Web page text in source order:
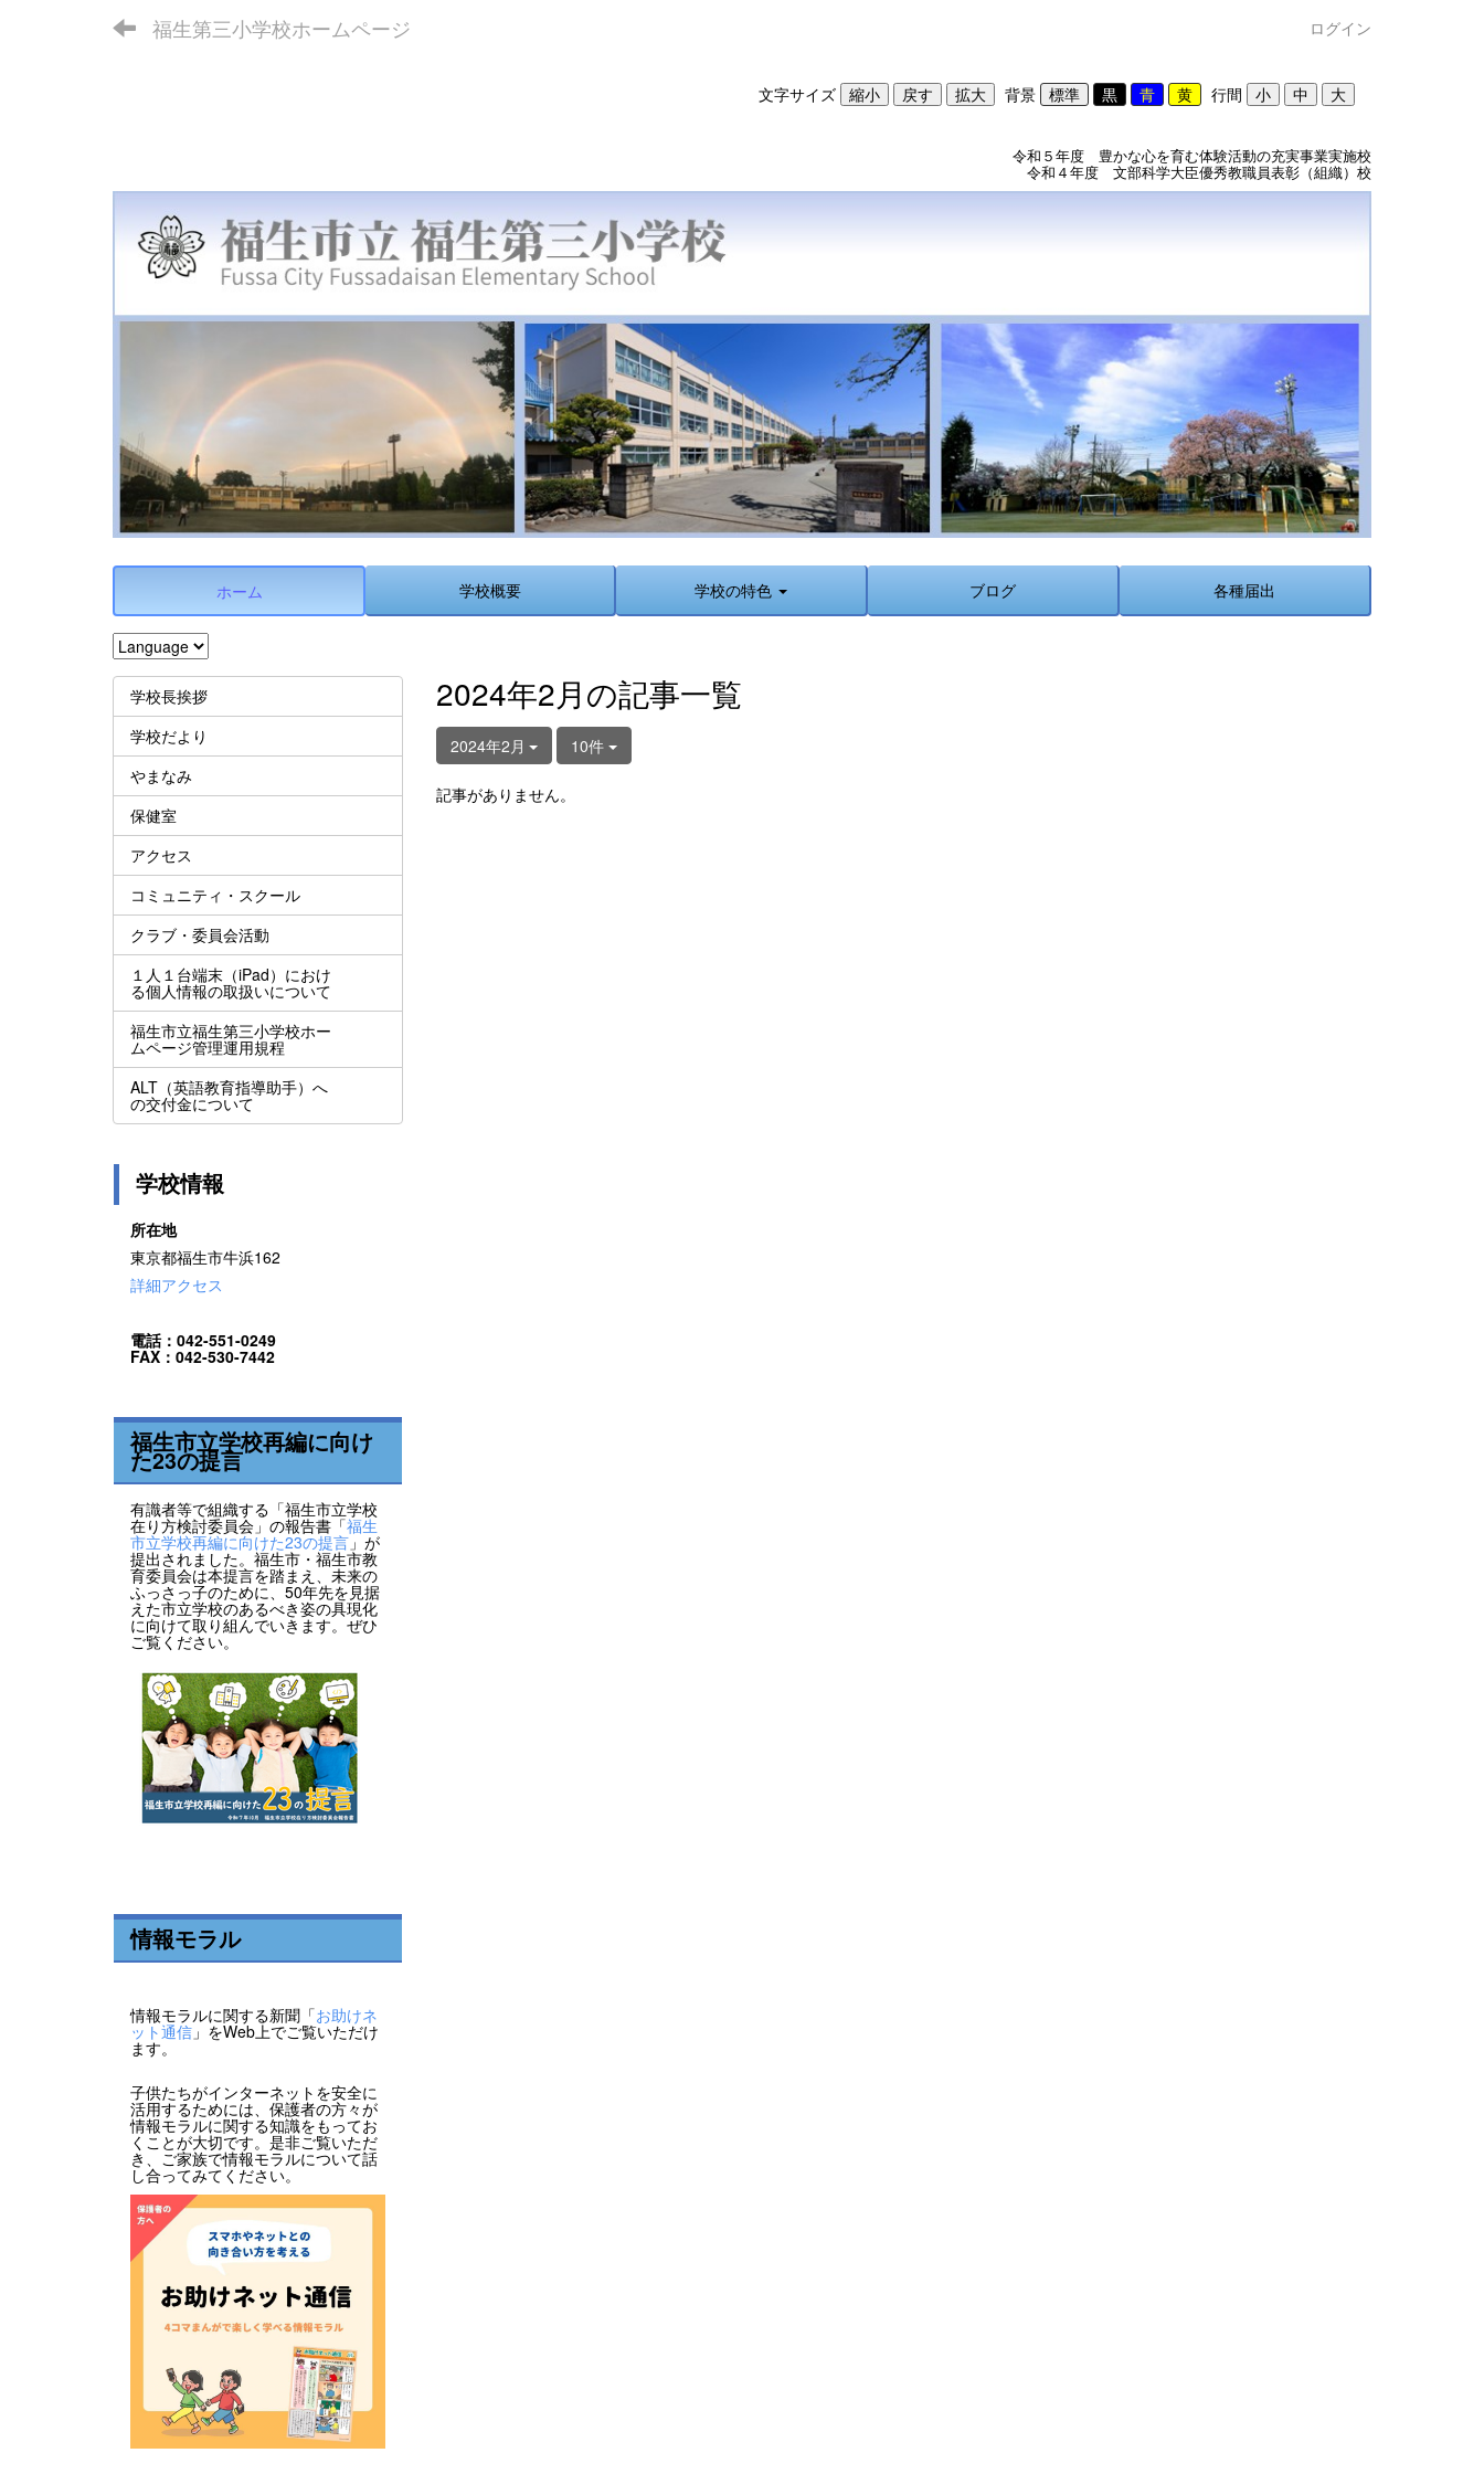
福生第三小学校ホームページ ログイン
文字サイズ 背景 行間
令和５年度 豊かな心を育む体験活動の充実事業実施校
令和４年度 文部科学大臣優秀教職員表彰（組織）校
ホーム 学校概要 学校の特色 ブログ 各種届出
2024年2月の記事一覧
2024年2月 10件
記事がありません。
学校長挨拶
学校だより
やまなみ
保健室
アクセス
コミュニティ・スクール
クラブ・委員会活動
１人１台端末（iPad）におけ
る個人情報の取扱いについて
福生市立福生第三小学校ホー
ムページ管理運用規程
ALT（英語教育指導助手）へ
の交付金について
学校情報
所在地
東京都福生市牛浜162
詳細アクセス
電話：042-551-0249
FAX：042-530-7442
福生市立学校再編に向け
た23の提言
有識者等で組織する「福生市立学校
在り方検討委員会」の報告書「福生
市立学校再編に向けた23の提言」が
提出されました。福生市・福生市教
育委員会は本提言を踏まえ、未来の
ふっさっ子のために、50年先を見据
えた市立学校のあるべき姿の具現化
に向けて取り組んでいきます。ぜひ
ご覧ください。
情報モラル
情報モラルに関する新聞「お助けネ
ット通信 」をWeb上でご覧いただけ
ます。
子供たちがインターネットを安全に
活用するためには、保護者の方々が
情報モラルに関する知識をもってお
くことが大切です。是非ご覧いただ
き、ご家族で情報モラルについて話
し合ってみてください。